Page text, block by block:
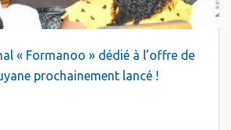
« Formanoo » dédié à l’offre de
prochainement lancé !